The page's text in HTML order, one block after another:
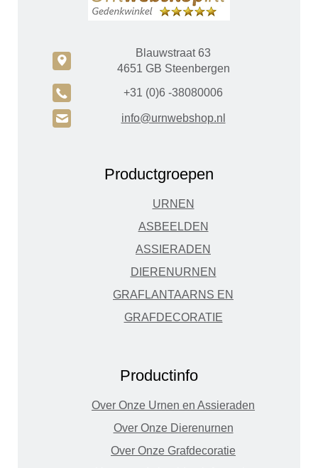
c
Blauwstraat 63
4651 GB Steenbergen
A +31 (0)6 -38080006
H info@urnwebshop.nl
Productgroepen
URNEN
ASBEELDEN
ASSIERADEN
DIERENURNEN
GRAFLANTAARNS EN
GRAFDECORATIE
Productinfo
Over Onze Urnen en Assieraden
Over Onze Dierenurnen
Over Onze Grafdecoratie